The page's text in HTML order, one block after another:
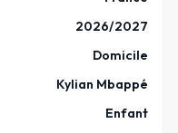
2026/2027
Domicile
Kylian Mbappé
Enfant